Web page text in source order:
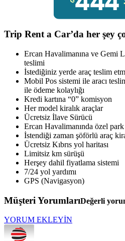
Trip Rent a Car’da her şey
Ercan Havalimanına ve Gemi
teslimi
İstediğiniz yerde araç teslim
Mobil Pos sistemi ile aracı
ile ödeme kolaylığı
Kredi kartına “0” komisyon
Her model kiralık araçlar
Ücretsiz İlave Sürücü
Ercan Havalimanında özel
İstendiği zaman şöförlü araç
Ücretsiz Kıbrıs yol haritası
Limitsiz km sürüşü
Herşey dahil fiyatlama sistemi
7/24 yol yardımı
GPS (Navigasyon)
Müşteri YorumlarıDeğerli
YORUM EKLEYİN